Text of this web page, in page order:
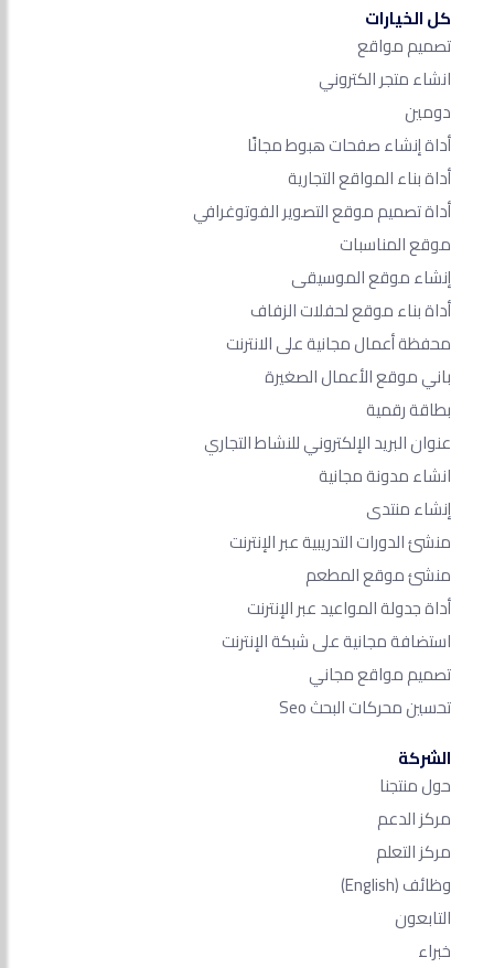
كل الخيارات
تصميم مواقع
انشاء متجر الكتروني
دومين
أداة إنشاء صفحات هبوط مجانًا
أداة بناء المواقع التجارية
أداة تصميم موقع التصوير الفوتوغرافي
موقع المناسبات
إنشاء موقع الموسيقى
أداة بناء موقع لحفلات الزفاف
محفظة أعمال مجانية على الانترنت
باني موقع الأعمال الصغيرة
بطاقة رقمية
عنوان البريد الإلكتروني للنشاط التجاري
انشاء مدونة مجانية
إنشاء منتدى
منشئ الدورات التدريبية عبر الإنترنت
منشئ موقع المطعم
أداة جدولة المواعيد عبر الإنترنت
استضافة مجانية على شبكة الإنترنت
تصميم مواقع مجاني
تحسين محركات البحث Seo​
الشركة
حول منتجنا
مركز الدعم
مركز التعلم
وظائف(English)
التابعون
خبراء